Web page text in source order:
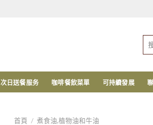
索
次日送餐服务 咖啡餐飲菜單 可持續發展
首頁 / 煮食油,植物油和牛油